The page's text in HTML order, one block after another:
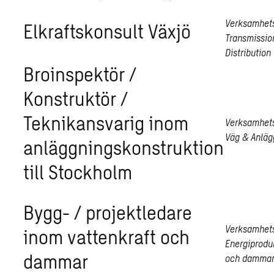
Elkraftskonsult Växjö
Distribution
Broinspektör /
Konstruktör /
Teknikansvarig inom
anläggningskonstruktion
till Stockholm
Väg &
Bygg- / projektledare
inom vattenkraft och
dammar
och